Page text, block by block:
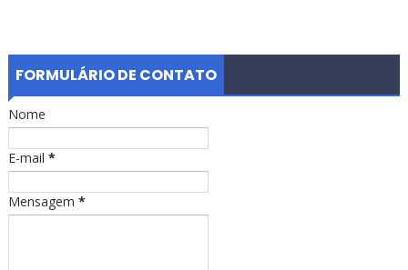
FORMULÁRIO DE CONTATO
Nome
E-mail *
Mensagem *